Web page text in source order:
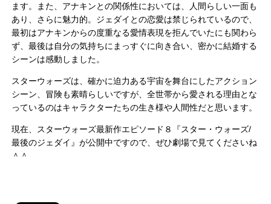
ます。また、アナキンとの関係性においては、人間らしい一面も
あり、さらに魅力的。ジェダイとの恋愛は禁じられているので、
最初はアナキンからの度重なる愛情表現を拒んでいたにも関わら
ず、最後は自分の気持ちにまっすぐに向き合い、密かに結婚する
シーンは感動しました。
スターウォーズは、確かに迫力ある宇宙を舞台にしたアクション
シーン、冒険も素晴らしいですが、全世帯から愛される理由とな
っているのはキャラクターたちの生き様や人間性だと思います。
現在、スターウォーズ最新作エピソード８『スター・ウォーズ/
最後のジェダイ』が公開中ですので、ぜひ劇場で見てくださいね
＾＾